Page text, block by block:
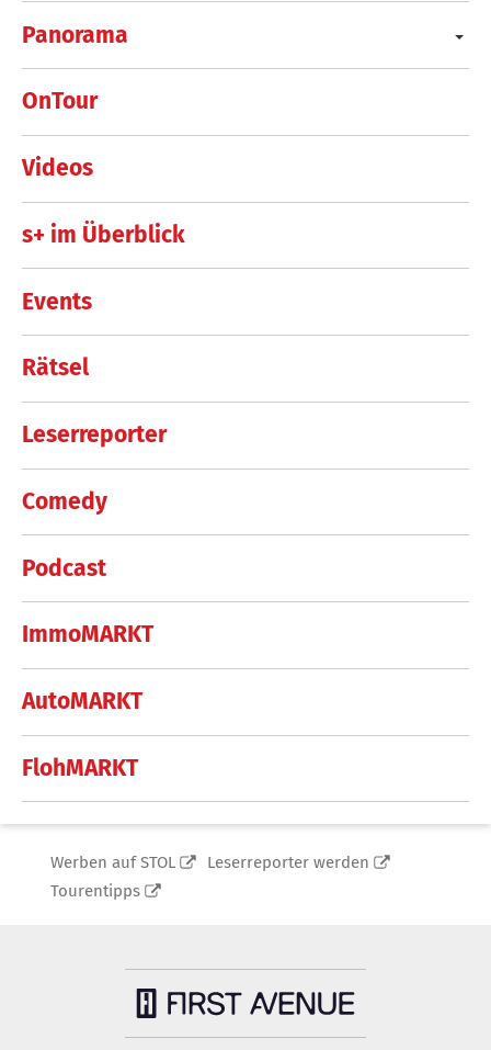
Panorama
OnTour
Videos
s+ im Überblick
Events
Rätsel
Leserreporter
Comedy
Podcast
ImmoMARKT
AutoMARKT
FlohMARKT
Werben auf STOL
Leserreporter werden
Tourentipps